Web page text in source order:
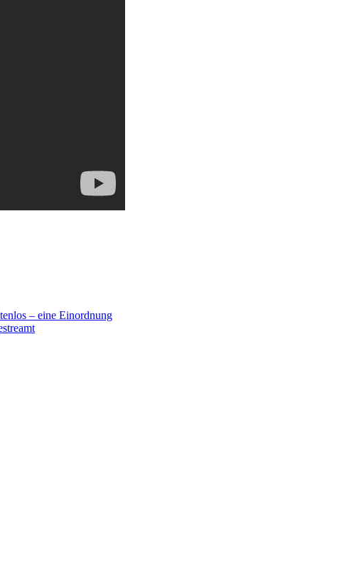
– eine Einordnung